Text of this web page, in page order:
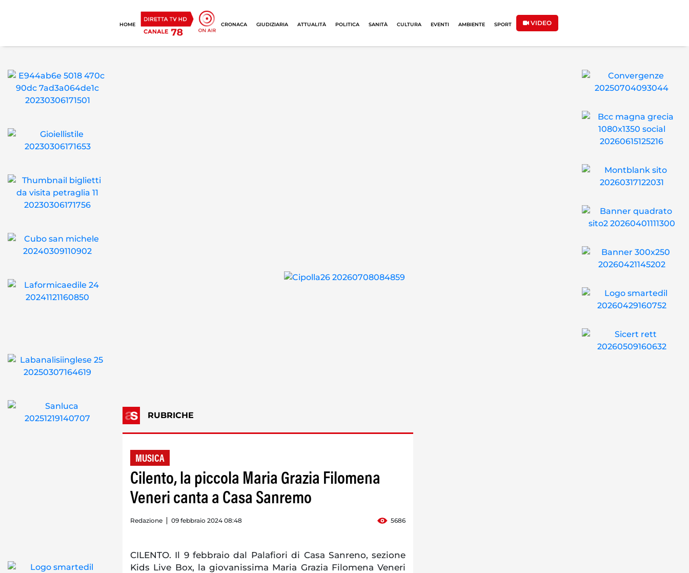
HOME CRONACA GIUDIZIARIA ATTUALITÀ POLITICA SANITÀ CULTURA EVENTI AMBIENTE SPORT VIDEO
RUBRICHE
MUSICA
Cilento, la piccola Maria Grazia Filomena
Veneri canta a Casa Sanremo
Redazione 09 febbraio 2024 08:48 5686
CILENTO. Il 9 febbraio dal Palafiori di Casa Sanreno, sezione
Kids Live Box, la giovanissima Maria Grazia Filomena Veneri